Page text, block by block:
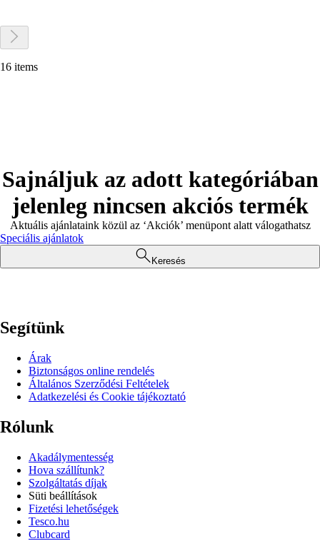
16 items
Sajnáljuk az adott kategóriában
jelenleg nincsen akciós termék
Aktuális ajánlataink közül az ‘Akciók’ menüpont alatt válogathatsz
Speciális ajánlatok
Keresés
Segítünk
Árak
Biztonságos online rendelés
Általános Szerződési Feltételek
Adatkezelési és Cookie tájékoztató
Rólunk
Akadálymentesség
Hova szállítunk?
Szolgáltatás díjak
Süti beállítások
Fizetési lehetőségek
Tesco.hu
Clubcard